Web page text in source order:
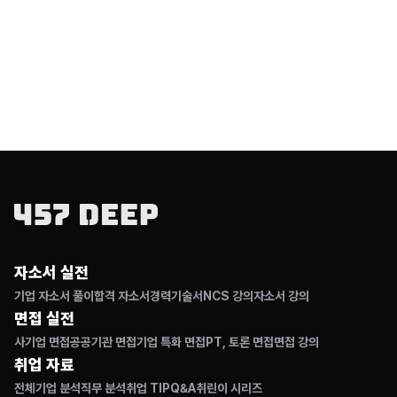
자소서 실전
기업 자소서 풀이 합격 자소서경력기술서 NCS 강의자소서 강의
면접 실전
사기업 면접공공기관 면접기업 특화 면접 PT, 토론 면접면접 강의
취업 자료
전체 기업 분석직무 분석취업 TIPQ&A취린이 시리즈